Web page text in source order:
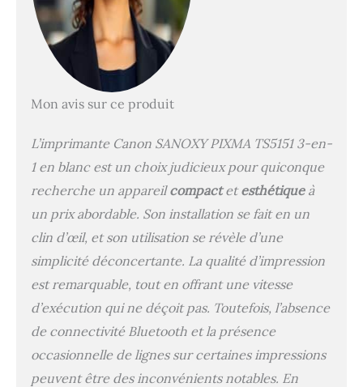
Mon avis sur ce produit
L’imprimante Canon SANOXY PIXMA TS5151 3-en-
1 en blanc est un choix judicieux pour quiconque
recherche un appareilcompactetesthétiqueà
un prix abordable. Son installation se fait en un
clin d’œil, et son utilisation se révèle d’une
simplicité déconcertante. La qualité d’impression
est remarquable, tout en offrant une vitesse
d’exécution qui ne déçoit pas. Toutefois, l’absence
de connectivité Bluetooth et la présence
occasionnelle de lignes sur certaines impressions
peuvent être des inconvénients notables. En